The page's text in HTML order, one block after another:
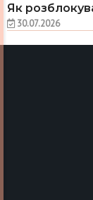
Як
30.07.2026